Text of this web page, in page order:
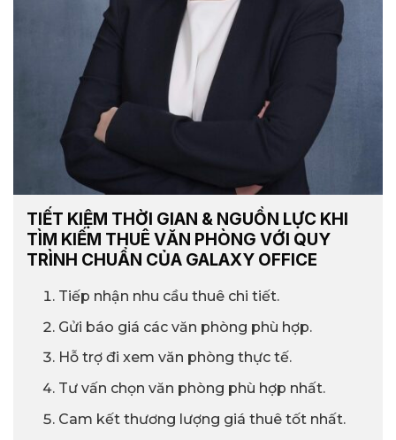
TIẾT KIỆM THỜI GIAN & NGUỒN LỰC KHI
TÌM KIẾM THUÊ VĂN PHÒNG VỚI QUY
TRÌNH CHUẨN CỦA GALAXY OFFICE
Tiếp nhận nhu cầu thuê chi tiết.
Gửi báo giá các văn phòng phù hợp.
Hỗ trợ đi xem văn phòng thực tế.
Tư vấn chọn văn phòng phù hợp nhất.
Cam kết thương lượng giá thuê tốt nhất.